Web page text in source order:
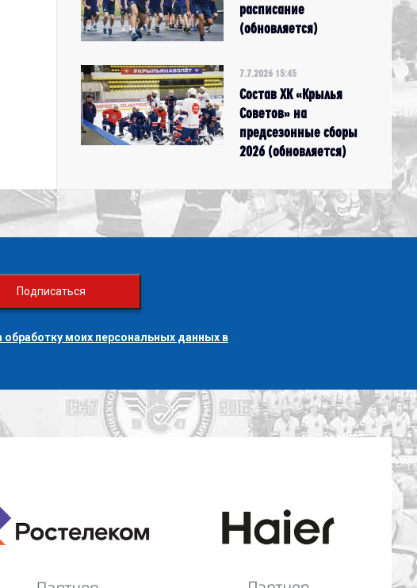
расписание
(обновляется)
7.7.2026 15:45
Состав ХК «Крылья
Советов» на
предсезонные сборы
2026 (обновляется)
Подписаться
моих персональных данных в